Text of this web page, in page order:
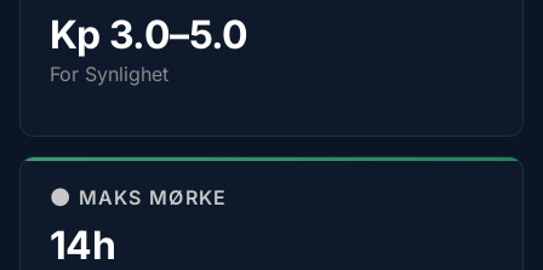
Kp 3.0–5.0
For Synlighet
🌑 MAKS MØRKE
14h